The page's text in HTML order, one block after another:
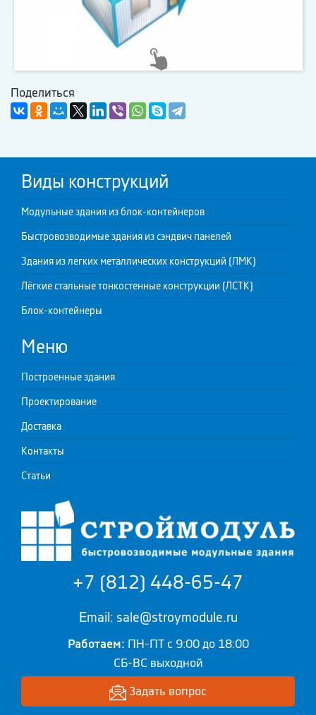
Поделиться
Виды конструкций
Модульные здания из блок-контейнеров
Быстровозводимые здания из сэндвич панелей
Здания из легких металлических конструкций (ЛМК)
Лёгкие стальные тонкостенные конструкции (ЛСТК)
Блок-контейнеры
Меню
Построенные здания
Проектирование
Доставка
Контакты
Статьи
+7 (812) 448-65-47
Email: sale@stroymodule.ru
Работаем: ПН-ПТ с 9:00 до 18:00
СБ-ВС выходной
Задать вопрос